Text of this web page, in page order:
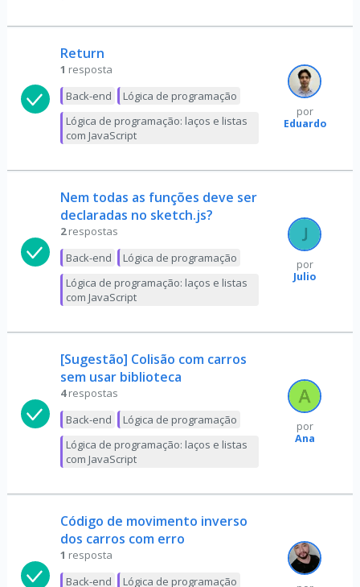
Return
1 resposta
Back-end
Lógica de programação
Lógica de programação: laços e listas
com JavaScript
por
Eduardo
Nem todas as funções deve ser
declaradas no sketch.js?
2 respostas
Back-end
Lógica de programação
Lógica de programação: laços e listas
com JavaScript
por
Julio
[Sugestão] Colisão com carros
sem usar biblioteca
4 respostas
Back-end
Lógica de programação
Lógica de programação: laços e listas
com JavaScript
por
Ana
Código de movimento inverso
dos carros com erro
1 resposta
Back-end
Lógica de programação